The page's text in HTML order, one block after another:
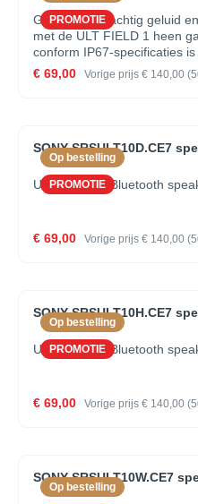
PROMOTIE
Geniet van machtig geluid
met de ULT FIELD 1 heen
conform IP67-specificaties
stofdicht en uitgebreid
van het leven te doorstaan.
€ 69,00 Vorige prijs € 140,00
Op bestelling
PROMOTIE
SONY SRSULT10D.CE7
ULT Field 1 - Bluetooth
€ 69,00 Vorige prijs € 140,00
Op bestelling
PROMOTIE
SONY SRSULT10H.CE7
ULT Field 1 - Bluetooth
€ 69,00 Vorige prijs € 140,00
Op bestelling
SONY SRSULT10W.CE7